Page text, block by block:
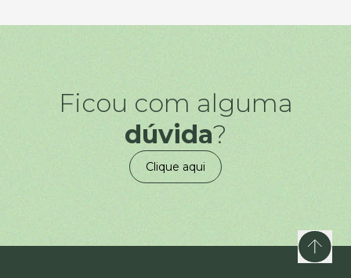
Ficou com alguma
dúvida?
Clique aqui